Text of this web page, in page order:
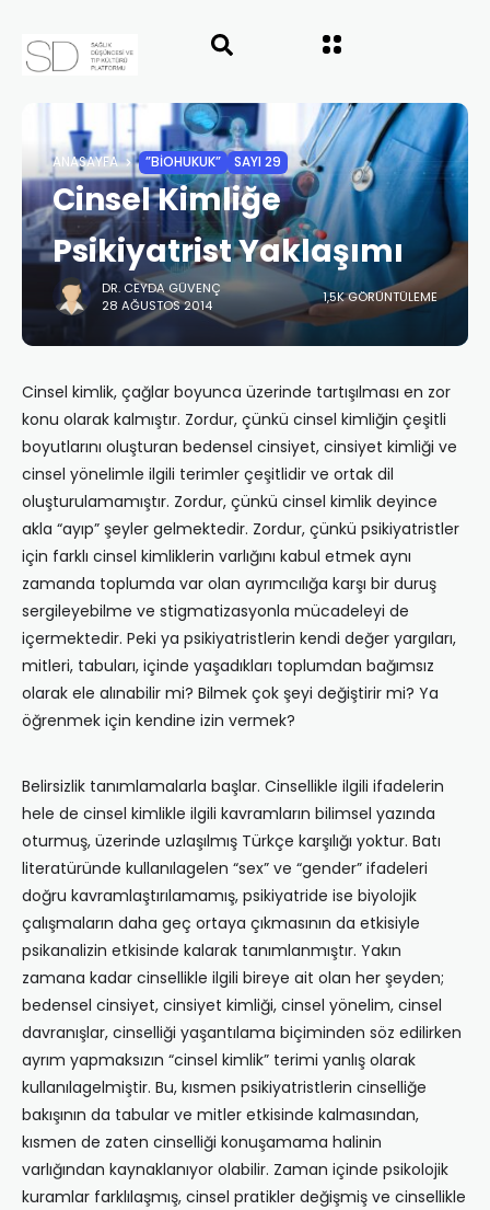
ANASAYFA ”BIOHUKUK” SAYI 29
Cinsel Kimliğe
Psikiyatrist Yaklaşımı
DR. CEYDA GÜVENÇ
28 AĞUSTOS 2014
1,5K GÖRÜNTÜLEME
Cinsel kimlik, çağlar boyunca üzerinde tartışılması en zor
konu olarak kalmıştır. Zordur, çünkü cinsel kimliğin çeşitli
boyutlarını oluşturan bedensel cinsiyet, cinsiyet kimliği ve
cinsel yönelimle ilgili terimler çeşitlidir ve ortak dil
oluşturulamamıştır. Zordur, çünkü cinsel kimlik deyince
akla “ayıp” şeyler gelmektedir. Zordur, çünkü psikiyatristler
için farklı cinsel kimliklerin varlığını kabul etmek aynı
zamanda toplumda var olan ayrımcılığa karşı bir duruş
sergileyebilme ve stigmatizasyonla mücadeleyi de
içermektedir. Peki ya psikiyatristlerin kendi değer yargıları,
mitleri, tabuları, içinde yaşadıkları toplumdan bağımsız
olarak ele alınabilir mi? Bilmek çok şeyi değiştirir mi? Ya
öğrenmek için kendine izin vermek?
Belirsizlik tanımlamalarla başlar. Cinsellikle ilgili ifadelerin
hele de cinsel kimlikle ilgili kavramların bilimsel yazında
oturmuş, üzerinde uzlaşılmış Türkçe karşılığı yoktur. Batı
literatüründe kullanılagelen “sex” ve “gender” ifadeleri
doğru kavramlaştırılamamış, psikiyatride ise biyolojik
çalışmaların daha geç ortaya çıkmasının da etkisiyle
psikanalizin etkisinde kalarak tanımlanmıştır. Yakın
zamana kadar cinsellikle ilgili bireye ait olan her şeyden;
bedensel cinsiyet, cinsiyet kimliği, cinsel yönelim, cinsel
davranışlar, cinselliği yaşantılama biçiminden söz edilirken
ayrım yapmaksızın “cinsel kimlik” terimi yanlış olarak
kullanılagelmiştir. Bu, kısmen psikiyatristlerin cinselliğe
bakışının da tabular ve mitler etkisinde kalmasından,
kısmen de zaten cinselliği konuşamama halinin
varlığından kaynaklanıyor olabilir. Zaman içinde psikolojik
kuramlar farklılaşmış, cinsel pratikler değişmiş ve cinsellikle